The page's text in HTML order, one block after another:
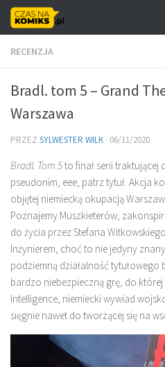
Skip to content
RECENZJA
Bradl. tom 5 – Grand
Warszawa
PRZEZ SYLWESTER WILK · 06/11/2020
Bradl. Tom 5to finał serii traktującej
pseudonim, eee, patrz tytuł. Akcja
objętej niemiecką okupacją
Poznajemy Muszkieterów,
do życia przez Stefana
Inżynierem, choć to nie jedyny
podziemną działalność
bardzo niebezpieczną grę, do której
Intelligence, niemiecki wywiad
sięgnie nawet do tworzącej się na